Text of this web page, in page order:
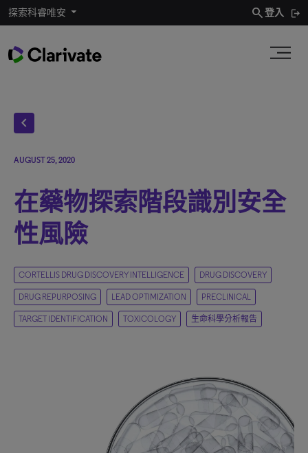
探索科睿唯安 search登入
chevron_left
AUGUST 25, 2020
在藥物探索階段識別安全
性風險
CORTELLIS DRUG DISCOVERY INTELLIGENCE DRUG DISCOVERY
DRUG REPURPOSING LEAD OPTIMIZATION PRECLINICAL
TARGET IDENTIFICATION TOXICOLOGY 生命科學分析報告